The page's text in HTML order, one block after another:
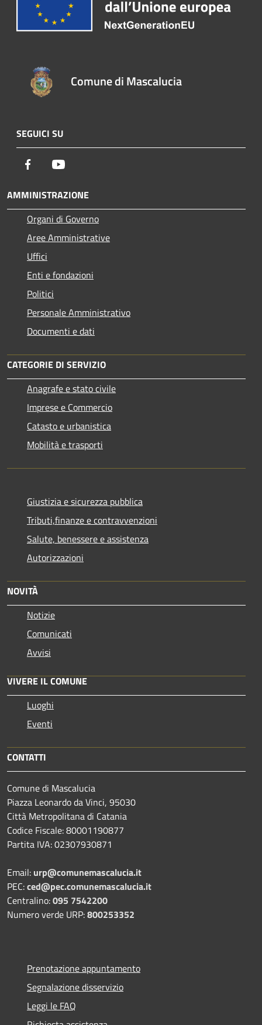
Comune di Mascalucia
SEGUICI SU
Facebook
AMMINISTRAZIONE
Organi di Governo
Aree Amministrative
Uffici
Enti e fondazioni
Politici
Personale Amministrativo
Documenti e dati
CATEGORIE DI SERVIZIO
Anagrafe e stato civile
Imprese e Commercio
Catasto e urbanistica
Mobilità e trasporti
Giustizia e sicurezza pubblica
Tributi,finanze e contravvenzioni
Salute, benessere e assistenza
Autorizzazioni
NOVITÀ
Notizie
Comunicati
Avvisi
VIVERE IL COMUNE
Luoghi
Eventi
CONTATTI
Comune di Mascalucia
Piazza Leonardo da Vinci, 95030
Città Metropolitana di Catania
Codice Fiscale: 80001190877
Partita IVA: 02307930871
Email: urp@comunemascalucia.it
PEC:ced@pec.comunemascalucia.it
Centralino:095 7542200
Numero verde URP:800253352
Prenotazione appuntamento
Segnalazione disservizio
Leggi le FAQ